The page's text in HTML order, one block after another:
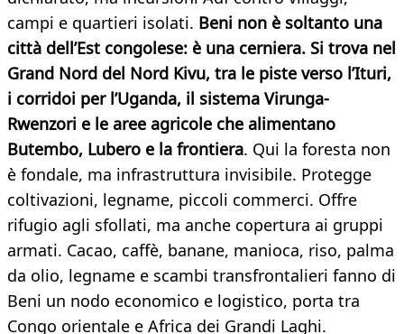
campi e quartieri isolati. Beni non è soltanto una
città dell’Est congolese: è una cerniera. Si trova nel
Grand Nord del Nord Kivu, tra le piste verso l’Ituri,
i corridoi per l’Uganda, il sistema Virunga-
Rwenzori e le aree agricole che alimentano
Butembo, Lubero e la frontiera. Qui la foresta non
è fondale, ma infrastruttura invisibile. Protegge
coltivazioni, legname, piccoli commerci. Offre
rifugio agli sfollati, ma anche copertura ai gruppi
armati. Cacao, caffè, banane, manioca, riso, palma
da olio, legname e scambi transfrontalieri fanno di
Beni un nodo economico e logistico, porta tra
Congo orientale e Africa dei Grandi Laghi.